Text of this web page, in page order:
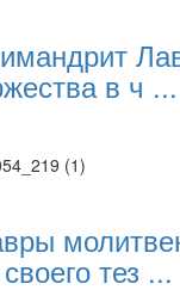
в ч ...
тез ...